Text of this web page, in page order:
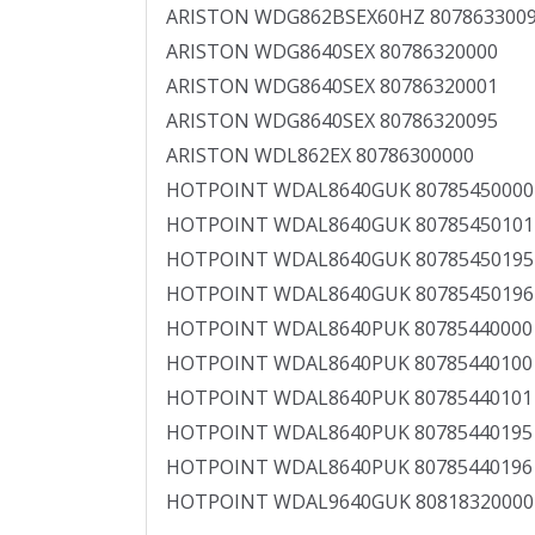
ARISTON WDG862BSEX60HZ
ARISTON WDG8640SEX 80786320000
ARISTON WDG8640SEX 80786320001
ARISTON WDG8640SEX 80786320095
ARISTON WDL862EX 80786300000
HOTPOINT WDAL8640GUK 80785450000
HOTPOINT WDAL8640GUK 80785450101
HOTPOINT WDAL8640GUK 80785450195
HOTPOINT WDAL8640GUK 80785450196
HOTPOINT WDAL8640PUK 80785440000
HOTPOINT WDAL8640PUK 80785440100
HOTPOINT WDAL8640PUK 80785440101
HOTPOINT WDAL8640PUK 80785440195
HOTPOINT WDAL8640PUK 80785440196
HOTPOINT WDAL9640GUK 80818320000